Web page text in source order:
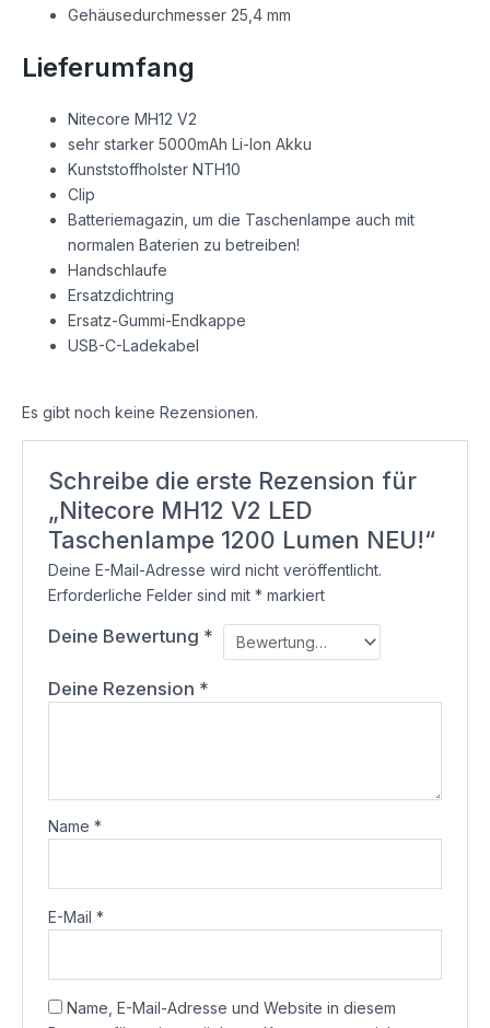
Gehäusedurchmesser 25,4 mm
Lieferumfang
Nitecore MH12 V2
sehr starker 5000mAh Li-Ion Akku
Kunststoffholster NTH10
Clip
Batteriemagazin, um die Taschenlampe auch mit
normalen Baterien zu betreiben!
Handschlaufe
Ersatzdichtring
Ersatz-Gummi-Endkappe
USB-C-Ladekabel
Es gibt noch keine Rezensionen.
Schreibe die erste Rezension für
„Nitecore MH12 V2 LED
Taschenlampe 1200 Lumen NEU!“
Deine E-Mail-Adresse wird nicht veröffentlicht.
Erforderliche Felder sind mit* markiert
Deine Bewertung *
Deine Rezension *
Name*
E-Mail*
Name, E-Mail-Adresse und Website in diesem